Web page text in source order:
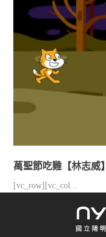
萬聖節吃雞【林志威】
[vc_row][vc_col...